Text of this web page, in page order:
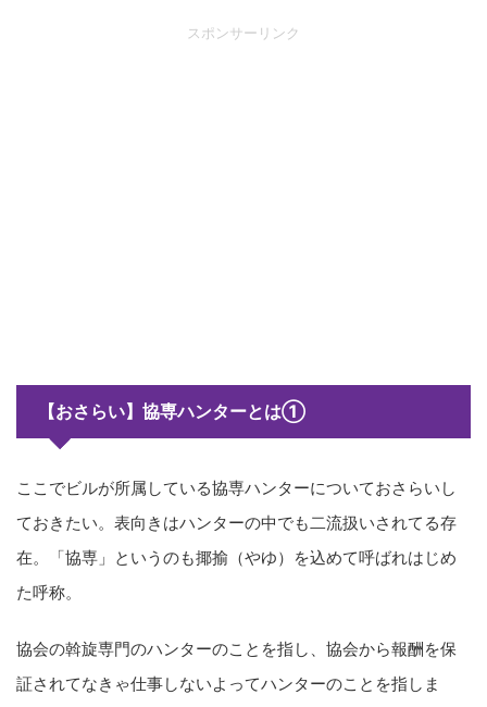
スポンサーリンク
【おさらい】協専ハンターとは①
ここでビルが所属している協専ハンターについておさらいし
ておきたい。表向きはハンターの中でも二流扱いされてる存
在。「協専」というのも揶揄（やゆ）を込めて呼ばれはじめ
た呼称。
協会の斡旋専門のハンターのことを指し、協会から報酬を保
証されてなきゃ仕事しないよってハンターのことを指しま